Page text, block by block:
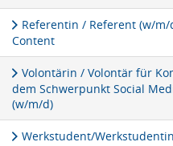
Referentin / Referent (w/m/
Content
Volontärin / Volontär für
dem Schwerpunkt Social
(w/m/d)
Werkstudent/